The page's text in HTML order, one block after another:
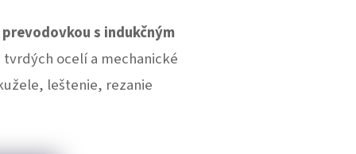
s indukčným
ocelí a mechanické
leštenie, rezanie